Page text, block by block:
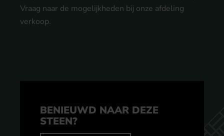
Vraag naar de mogelijkheden bij onze afdeling
verkoop.
BENIEUWD NAAR DEZE
STEEN?